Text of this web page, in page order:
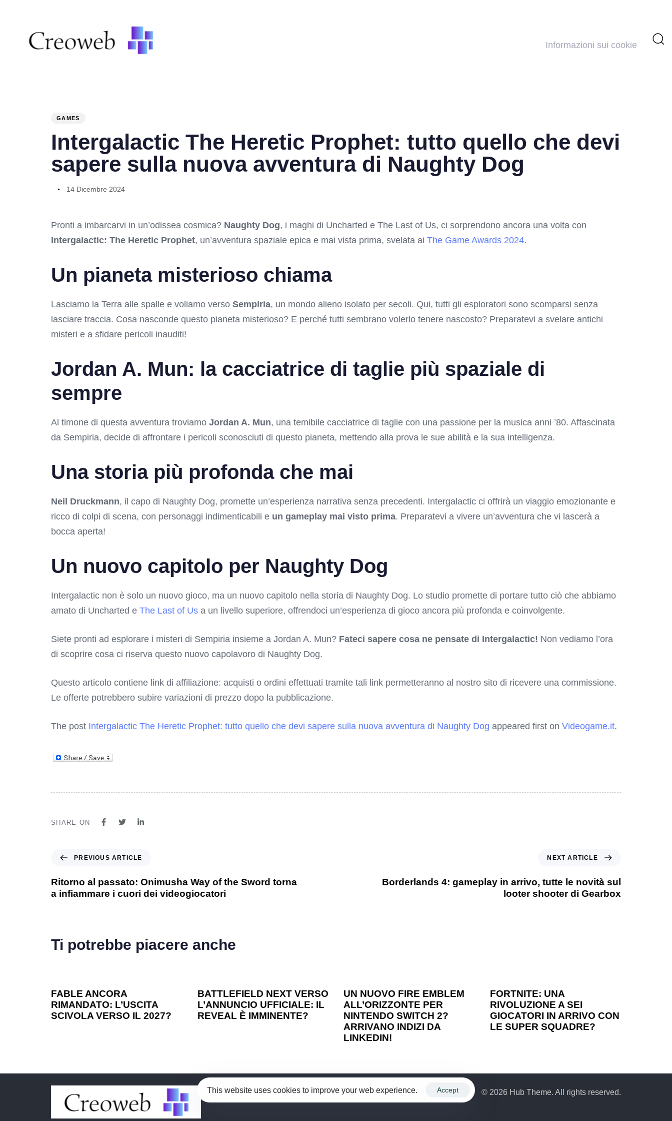
Informazioni sui cookie
GAMES
Intergalactic The Heretic Prophet: tutto quello che devi
sapere sulla nuova avventura di Naughty Dog
14 Dicembre 2024
Pronti a imbarcarvi in un’odissea cosmica? Naughty Dog, i maghi di Uncharted e The Last of Us, ci sorprendono ancora una volta con
Intergalactic: The Heretic Prophet, un’avventura spaziale epica e mai vista prima, svelata ai The Game Awards 2024.
Un pianeta misterioso chiama
Lasciamo la Terra alle spalle e voliamo verso Sempiria, un mondo alieno isolato per secoli. Qui, tutti gli esploratori sono scomparsi senza
lasciare traccia. Cosa nasconde questo pianeta misterioso? E perché tutti sembrano volerlo tenere nascosto? Preparatevi a svelare antichi
misteri e a sfidare pericoli inauditi!
Jordan A. Mun: la cacciatrice di taglie più spaziale di
sempre
Al timone di questa avventura troviamo Jordan A. Mun, una temibile cacciatrice di taglie con una passione per la musica anni ’80. Affascinata
da Sempiria, decide di affrontare i pericoli sconosciuti di questo pianeta, mettendo alla prova le sue abilità e la sua intelligenza.
Una storia più profonda che mai
Neil Druckmann, il capo di Naughty Dog, promette un’esperienza narrativa senza precedenti. Intergalactic ci offrirà un viaggio emozionante e
ricco di colpi di scena, con personaggi indimenticabili e un gameplay mai visto prima. Preparatevi a vivere un’avventura che vi lascerà a
bocca aperta!
Un nuovo capitolo per Naughty Dog
Intergalactic non è solo un nuovo gioco, ma un nuovo capitolo nella storia di Naughty Dog. Lo studio promette di portare tutto ciò che abbiamo
amato di Uncharted e The Last of Us a un livello superiore, offrendoci un’esperienza di gioco ancora più profonda e coinvolgente.
Siete pronti ad esplorare i misteri di Sempiria insieme a Jordan A. Mun? Fateci sapere cosa ne pensate di Intergalactic! Non vediamo l’ora
di scoprire cosa ci riserva questo nuovo capolavoro di Naughty Dog.
Questo articolo contiene link di affiliazione: acquisti o ordini effettuati tramite tali link permetteranno al nostro sito di ricevere una commissione.
Le offerte potrebbero subire variazioni di prezzo dopo la pubblicazione.
The post Intergalactic The Heretic Prophet: tutto quello che devi sapere sulla nuova avventura di Naughty Dog appeared first on Videogame.it.
SHARE ON
PREVIOUS ARTICLE
Ritorno al passato: Onimusha Way of the Sword torna
a infiammare i cuori dei videogiocatori
NEXT ARTICLE
Borderlands 4: gameplay in arrivo, tutte le novità sul
looter shooter di Gearbox
Ti potrebbe piacere anche
FABLE ANCORA
RIMANDATO: L’USCITA
SCIVOLA VERSO IL 2027?
BATTLEFIELD NEXT VERSO
L’ANNUNCIO UFFICIALE: IL
REVEAL È IMMINENTE?
UN NUOVO FIRE EMBLEM
ALL’ORIZZONTE PER
NINTENDO SWITCH 2?
ARRIVANO INDIZI DA
LINKEDIN!
FORTNITE: UNA
RIVOLUZIONE A SEI
GIOCATORI IN ARRIVO CON
LE SUPER SQUADRE?
© 2026 Hub Theme. All rights reserved.
This website uses cookies to improve your web experience. Accept